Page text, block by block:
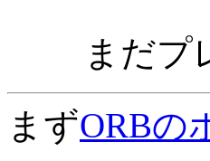
まだプ
まずORBの